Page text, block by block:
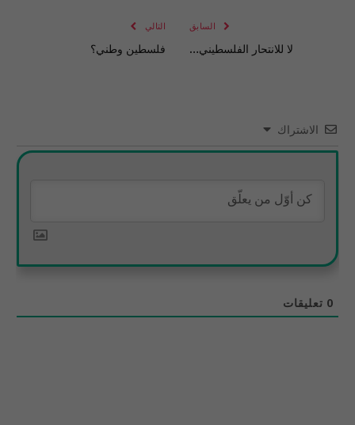
السابق
لا للانتحار الفلسطيني…
التالي
فلسطين وطني؟
الاشتراك
0 تعليقات